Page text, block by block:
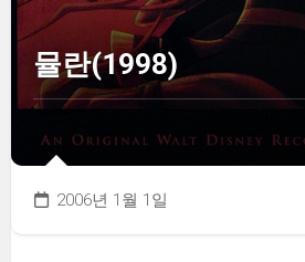
뮬란(1998)
2006년 1월 1일